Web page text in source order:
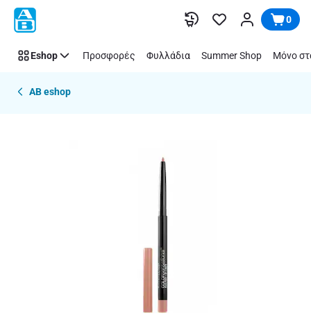
Παράλειψη 0
Eshop Προσφορές Φυλλάδια Summer Shop Μόνο
AB eshop